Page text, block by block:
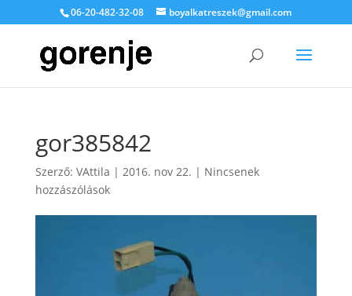
06-20-482-32-08 boyalkatreszek@gmail.com
gor385842
Szerző: VAttila | 2016. nov 22. | Nincsenek
hozzászólások